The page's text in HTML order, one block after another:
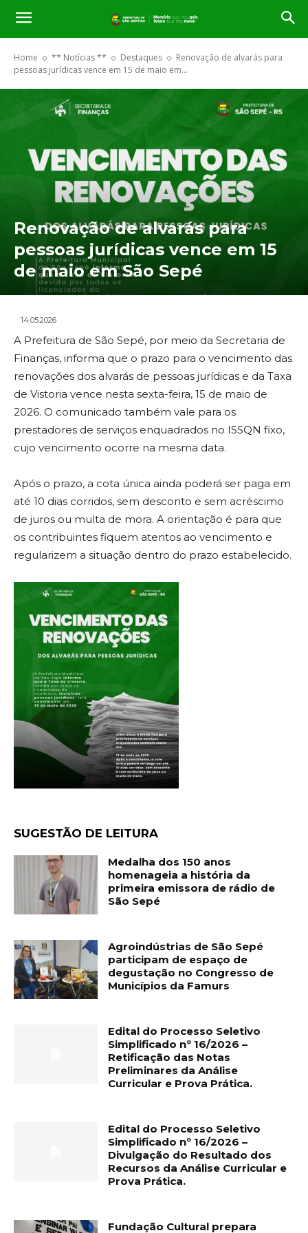
Home ** Notícias ** Destaques
Renovação de alvarás para
pessoas jurídicas vence em 15 de maio em...
Renovação de alvarás para
pessoas jurídicas vence em 15
de maio em São Sepé
14.05.2026
A Prefeitura de São Sepé, por meio da Secretaria de
Finanças, informa que o prazo para o vencimento das
renovações dos alvarás de pessoas jurídicas e da Taxa
de Vistoria vence nesta sexta-feira, 15 de maio de
2026. O comunicado também vale para os
prestadores de serviços enquadrados no ISSQN fixo,
cujo vencimento ocorre na mesma data.
Após o prazo, a cota única ainda poderá ser paga em
até 10 dias corridos, sem desconto e sem acréscimo
de juros ou multa de mora. A orientação é para que
os contribuintes fiquem atentos ao vencimento e
regularizem a situação dentro do prazo estabelecido.
SUGESTÃO DE LEITURA
Medalha dos 150 anos
homenageia a história da
primeira emissora de rádio de
São Sepé
Agroindústrias de São Sepé
participam de espaço de
degustação no Congresso de
Municípios da Famurs
Edital do Processo Seletivo
Simplificado nº 16/2026 –
Retificação das Notas
Preliminares da Análise
Curricular e Prova Prática.
Edital do Processo Seletivo
Simplificado nº 16/2026 –
Divulgação do Resultado dos
Recursos da Análise Curricular e
Prova Prática.
Fundação Cultural prepara